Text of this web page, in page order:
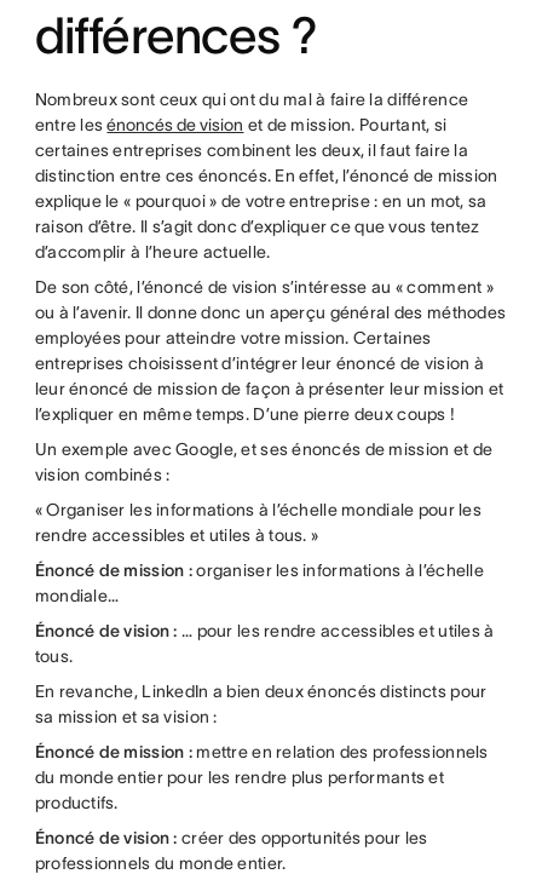
différences ?
Nombreux sont ceux qui ont du mal à faire la différence
entre lesénoncés de vision et de mission. Pourtant, si
certaines entreprises combinent les deux, il faut faire la
distinction entre ces énoncés. En effet, l’énoncé de mission
explique le « pourquoi » de votre entreprise : en un mot, sa
raison d’être. Il s’agit donc d’expliquer ce que vous tentez
d’accomplir à l’heure actuelle.
De son côté, l’énoncé de vision s’intéresse au « comment »
ou à l’avenir. Il donne donc un aperçu général des méthodes
employées pour atteindre votre mission. Certaines
entreprises choisissent d’intégrer leur énoncé de vision à
leur énoncé de mission de façon à présenter leur mission et
l’expliquer en même temps. D’une pierre deux coups !
Un exemple avec Google, et ses énoncés de mission et de
vision combinés :
« Organiser les informations à l’échelle mondiale pour les
rendre accessibles et utiles à tous. »
Énoncé de mission :organiser les informations à l’échelle
mondiale…
Énoncé de vision : … pour les rendre accessibles et utiles à
tous.
En revanche, LinkedIn a bien deux énoncés distincts pour
sa mission et sa vision :
Énoncé de mission : mettre en relation des professionnels
du monde entier pour les rendre plus performants et
productifs.
Énoncé de vision : créer des opportunités pour les
professionnels du monde entier.